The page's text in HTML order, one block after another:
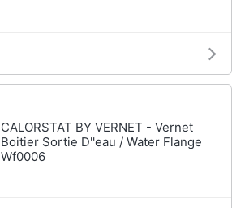
CALORSTAT BY VERNET - Vernet
Boitier Sortie D''eau / Water Flange
Wf0006